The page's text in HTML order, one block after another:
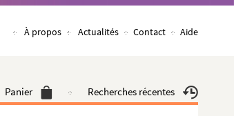
À propos Actualités Contact Aide
Panier Recherches récentes